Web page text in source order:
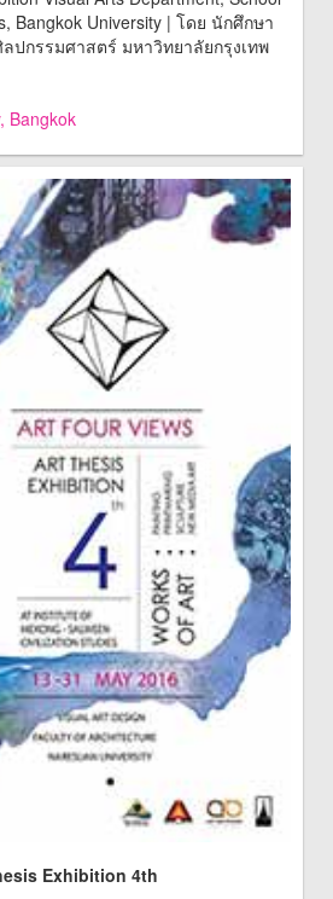
Bangkok University | โดย นักศึกษา
กรรมศาสตร์ มหาวิทยาลัยกรุงเทพ
Bangkok
Exhibition 4th